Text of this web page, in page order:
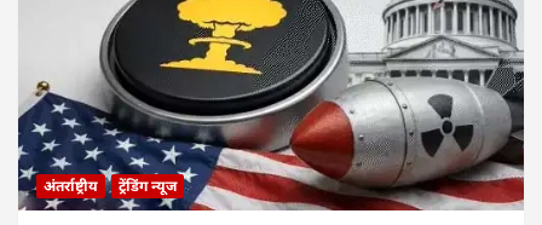
अंतर्राष्ट्रीय ट्रेंडिंग न्यूज